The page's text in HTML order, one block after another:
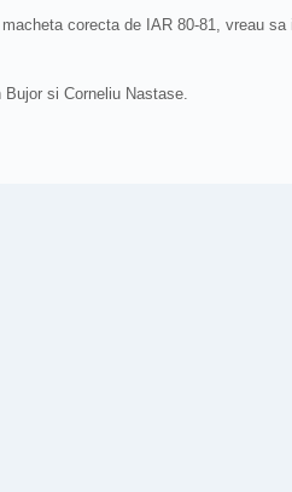
corecta de IAR 80-81, vreau
si Corneliu Nastase.